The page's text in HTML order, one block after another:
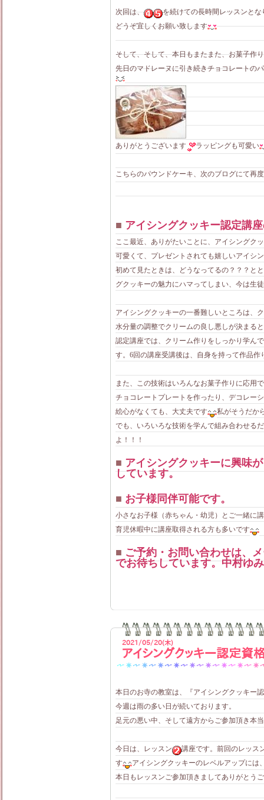
次回は、
を続けての長時間レッスンとな
どうぞ宜しくお願い致します
そして、そして、本日もまたまた、お菓子作
先日のマドレーヌに引き続きチョコレートの
ありがとうございます ラッピングも可愛い
こちらのパウンドケーキ、次のブログにて再
■ アイシングクッキー認定講
ここ最近、ありがたいことに、アイシングク
可愛くて、プレゼントされても嬉しいアイシ
初めて見たときは、どうなってるの？？？と
グクッキーの魅力にハマってしまい、今は生
アイシングクッキーの一番難しいところは、
水分量の調整でクリームの良し悪しが決まる
認定講座では、クリーム作りをしっかり学ん
す。6回の講座受講後は、自身を持って作品
また、この技術はいろんなお菓子作りに応用
チョコレートプレートを作ったり、デコレー
絵心がなくても、大丈夫です
私がそうだか
でも、いろいろな技術を学んで組み合わせる
よ！！！
■ アイシングクッキーに興味
しています。
■ お子様同伴可能です。
小さなお子様（赤ちゃん・幼児）とご一緒に
育児休暇中に講座取得される方も多いです
■ ご予約・お問い合わせは、
でお待ちしています。中村ゆみ
2021/05/20(木)
アイシングクッキー認定資
本日のお寺の教室は、『アイシングクッキー
今週は雨の多い日が続いております。
足元の悪い中、そして遠方からご参加頂き本
今日は、レッスン
講座です。前回のレッス
す
アイシングクッキーのレベルアップには
本日もレッスンご参加頂きましてありがとう